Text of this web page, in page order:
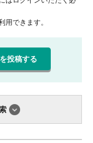
できます。
投稿する